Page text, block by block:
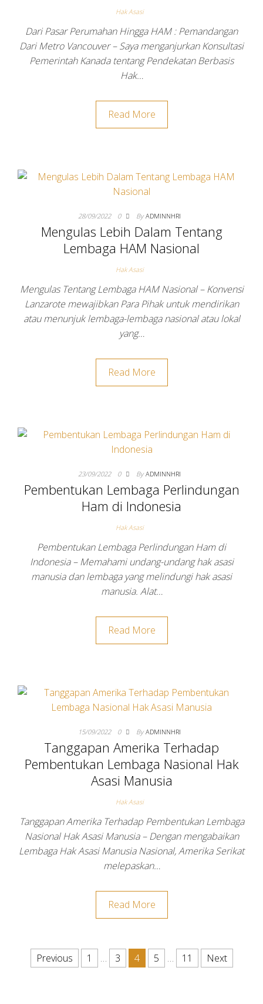
Hak Asasi
Dari Pasar Perumahan Hingga HAM : Pemandangan
Dari Metro Vancouver – Saya menganjurkan Konsultasi
Pemerintah Kanada tentang Pendekatan Berbasis
Hak…
Read More
28/09/2022 0 By ADMINNHRI
Mengulas Lebih Dalam Tentang
Lembaga HAM Nasional
Hak Asasi
Mengulas Tentang Lembaga HAM Nasional – Konvensi
Lanzarote mewajibkan Para Pihak untuk mendirikan
atau menunjuk lembaga-lembaga nasional atau lokal
yang…
Read More
23/09/2022 0 By ADMINNHRI
Pembentukan Lembaga Perlindungan
Ham di Indonesia
Hak Asasi
Pembentukan Lembaga Perlindungan Ham di
Indonesia – Memahami undang-undang hak asasi
manusia dan lembaga yang melindungi hak asasi
manusia. Alat…
Read More
15/09/2022 0 By ADMINNHRI
Tanggapan Amerika Terhadap
Pembentukan Lembaga Nasional Hak
Asasi Manusia
Hak Asasi
Tanggapan Amerika Terhadap Pembentukan Lembaga
Nasional Hak Asasi Manusia – Dengan mengabaikan
Lembaga Hak Asasi Manusia Nasional, Amerika Serikat
melepaskan…
Read More
Posts pagination
Previous 1 … 3 4 5 … 11 Next